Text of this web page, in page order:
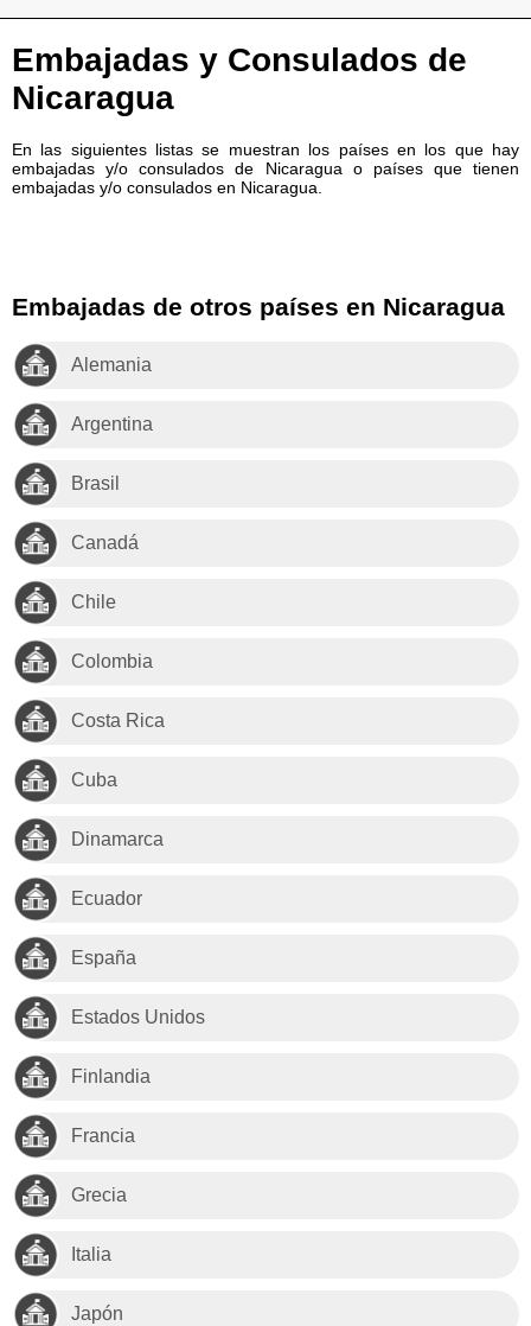
Embajadas y Consulados de
Nicaragua
En las siguientes listas se muestran los países en los que hay
embajadas y/o consulados de Nicaragua o países que tienen
embajadas y/o consulados en Nicaragua.
Embajadas de otros países en Nicaragua
Alemania
Argentina
Brasil
Canadá
Chile
Colombia
Costa Rica
Cuba
Dinamarca
Ecuador
España
Estados Unidos
Finlandia
Francia
Grecia
Italia
Japón